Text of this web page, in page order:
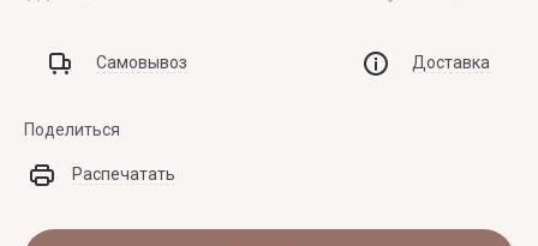
Самовывоз Доставка
Поделиться
Распечатать